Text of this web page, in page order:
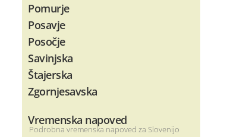
Pomurje
Posavje
Posočje
Savinjska
Štajerska
Zgornjesavska
Vremenska napoved
Podrobna vremenska napoved za Slovenijo